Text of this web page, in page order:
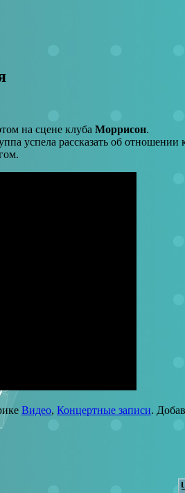
на сцене клуба Моррисон.
успела рассказать об
Видео, Концертные записи.